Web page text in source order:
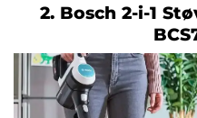
2. Bosch 2-i-1